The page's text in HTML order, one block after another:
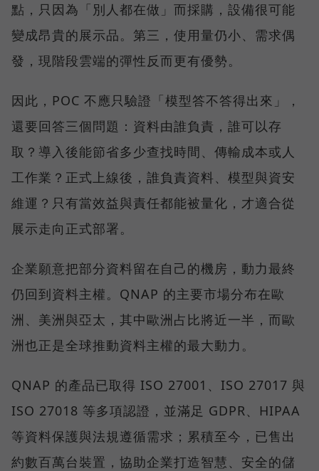
點，只因為「別人都在做」而採購，設備很可能
變成昂貴的展示品。第三，使用量仍小、需求偶
發，現階段雲端的彈性反而更有優勢。
因此，POC 不應只驗證「模型答不答得出來」，
還要回答三個問題：資料由誰負責，誰可以存
取？導入後能節省多少查找時間、傳輸成本或人
工作業？正式上線後，誰負責資料、模型與資安
維運？只有當效益與責任都能被量化，才適合從
展示走向正式部署。
企業願意把部分資料留在自己的機房，動力最終
仍回到資料主權。QNAP 的主要市場分布在歐
洲、美洲與亞太，其中歐洲占比將近一半，而歐
洲也正是全球推動資料主權的最大動力。
QNAP 的產品已取得 ISO 27001、ISO 27017 與
ISO 27018 等多項認證，並滿足 GDPR、HIPAA
等資料保護與法規遵循需求；累積至今，已售出
約數百萬台裝置，協助企業打造智慧、安全的儲